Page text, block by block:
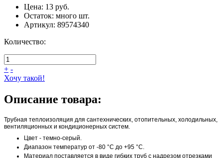
Цена: 13 руб.
Остаток: много шт.
Артикул: 89574340
Количество:
+ -
Хочу такой!
Описание товара:
Трубная теплоизоляция для сантехнических, отопительных, холодильных,
вентиляционных и кондиционерных систем.
Цвет - темно-серый.
Диапазон температур от -80 °С до +95 °С.
Материал поставляется в виде гибких труб с надрезом отрезками